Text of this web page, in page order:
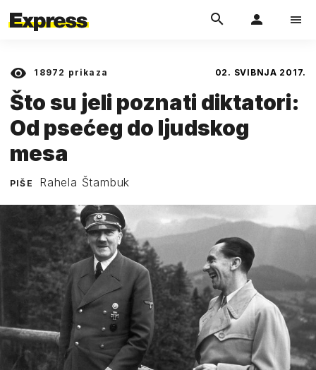
18972 prikaza 02. SVIBNJA 2017.
Što su jeli poznati diktatori:
Od psećeg do ljudskog
mesa
PIŠE Rahela Štambuk